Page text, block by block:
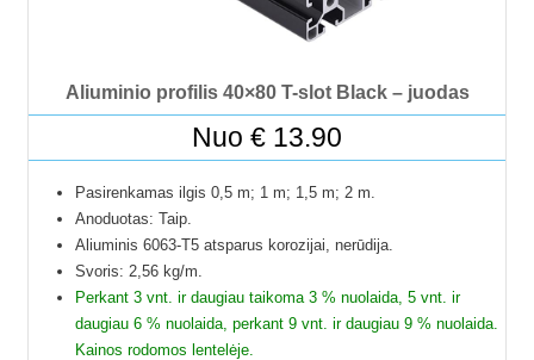
Aliuminio profilis 40×80 T-slot Black – juodas
Nuo € 13.90
Pasirenkamas ilgis 0,5 m; 1 m; 1,5 m; 2 m.
Anoduotas: Taip.
Aliuminis 6063-T5 atsparus korozijai, nerūdija.
Svoris: 2,56 kg/m.
Perkant 3 vnt. ir daugiau taikoma 3 % nuolaida, 5 vnt. ir
daugiau 6 % nuolaida, perkant 9 vnt. ir daugiau 9 % nuolaida.
Kainos rodomos lentelėje.